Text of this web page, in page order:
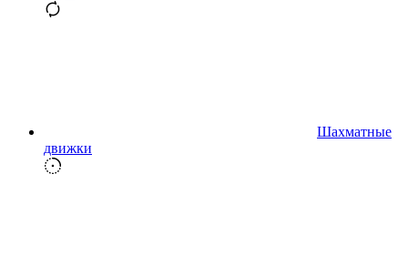
Шахматные
движки